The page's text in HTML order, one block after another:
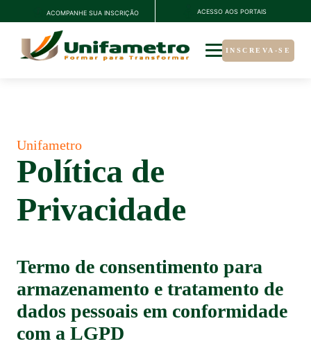
ACOMPANHE SUA INSCRIÇÃO ACESSO AOS PORTAIS
INSCREVA-SE
Unifametro
Política de
Privacidade
Termo de consentimento para
armazenamento e tratamento de
dados pessoais em conformidade
com a LGPD